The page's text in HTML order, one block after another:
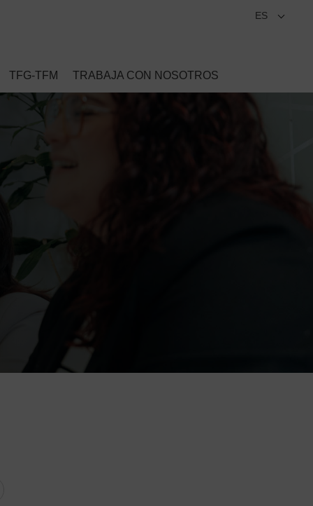
ES
TFG-TFM TRABAJA CON NOSOTROS